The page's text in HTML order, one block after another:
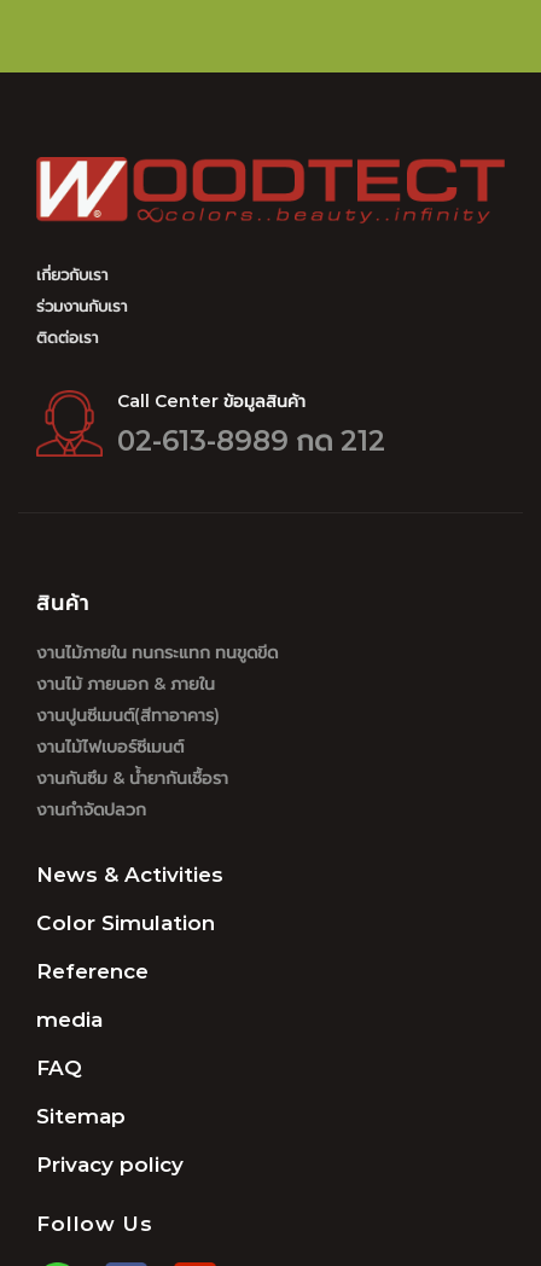
เกี่ยวกับเรา
ร่วมงานกับเรา
ติดต่อเรา
Call Center ข้อมูลสินค้า
02-613-8989 กด 212
สินค้า
งานไม้ภายใน ทนกระแทก ทนขูดขีด
งานไม้ ภายนอก & ภายใน
งานปูนซีเมนต์(สีทาอาคาร)
งานไม้ไฟเบอร์ซีเมนต์
งานกันซึม & น้ำยากันเชื้อรา
งานกำจัดปลวก
News & Activities
Color Simulation
Reference
media
FAQ
Sitemap
Privacy policy
Follow Us